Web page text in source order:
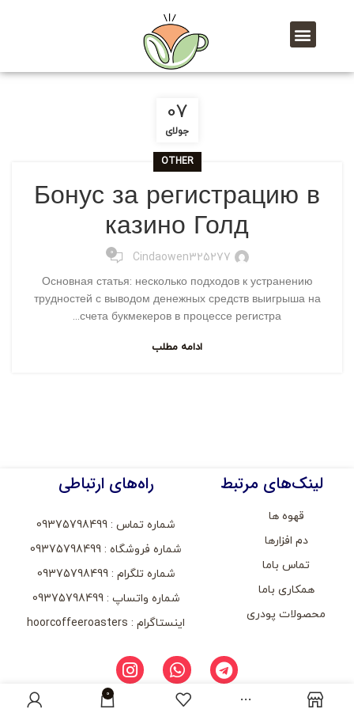
07
جولای
OTHER
Бонус за регистрацию в
казино Голд
Cindaowen325277
0
Основная статья: несколько подходов к устранению
трудностей с выводом денежных средств выигрыша на
счета букмекеров в процессе регистра...
ادامه مطلب
لینک‌های مرتبط
قهوه ها
دم افزارها
تماس باما
همکاری باما
محصولات پودری
راه‌های ارتباطی
شماره تماس : 09375798499
شماره فروشگاه : 09375798499
شماره تلگرام : 09375798499
شماره واتساپ : 09375798499
اینستاگرام : hoorcoffeeroasters
0